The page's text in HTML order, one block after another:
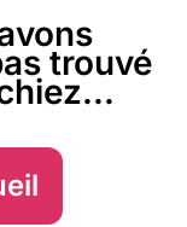
trouvé